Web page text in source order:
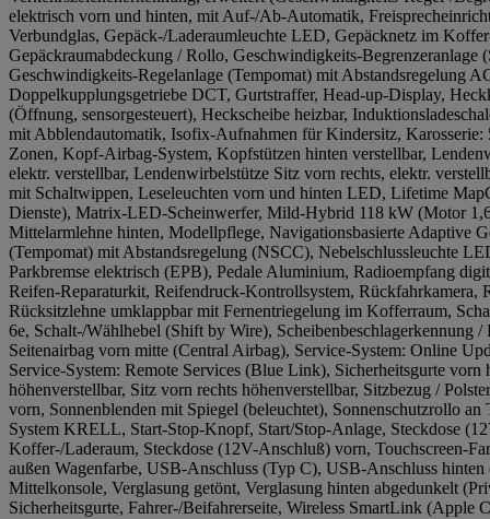
elektrisch vorn und hinten, mit Auf-/Ab-Automatik,
Verbundglas, Gepäck-/Laderaumleuchte LED, Gepäcknetz im
Gepäckraumabdeckung / Rollo, Geschwindigkeits-Begrenzeranlage
Geschwindigkeits-Regelanlage (Tempomat) mit Abstandsregelung
Doppelkupplungsgetriebe DCT, Gurtstraffer, Head-up-Display,
(Öffnung, sensorgesteuert), Heckscheibe heizbar,
mit Abblendautomatik, Isofix-Aufnahmen für Kindersitz,
Zonen, Kopf-Airbag-System, Kopfstützen hinten verstellbar,
elektr. verstellbar, Lendenwirbelstütze Sitz vorn rechts, elektr.
mit Schaltwippen, Leseleuchten vorn und hinten LED, Lifetime
Dienste), Matrix-LED-Scheinwerfer, Mild-Hybrid 118 kW (Motor
Mittelarmlehne hinten, Modellpflege, Navigationsbasierte Adaptive
(Tempomat) mit Abstandsregelung (NSCC), Nebelschlussleuchte
Parkbremse elektrisch (EPB), Pedale Aluminium, Radioempfang
Reifen-Reparaturkit, Reifendruck-Kontrollsystem, Rückfahrkamera,
Rücksitzlehne umklappbar mit Fernentriegelung im Kofferraum,
6e, Schalt-/Wählhebel (Shift by Wire), Scheibenbeschlagerkennung /
Seitenairbag vorn mitte (Central Airbag), Service-System: Online
Service-System: Remote Services (Blue Link), Sicherheitsgurte
höhenverstellbar, Sitz vorn rechts höhenverstellbar, Sitzbezug /
vorn, Sonnenblenden mit Spiegel (beleuchtet), Sonnenschutzrollo an
System KRELL, Start-Stop-Knopf, Start/Stop-Anlage, Steckdose
Koffer-/Laderaum, Steckdose (12V-Anschluß) vorn, Touchscreen-
außen Wagenfarbe, USB-Anschluss (Typ C), USB-Anschluss
Mittelkonsole, Verglasung getönt, Verglasung hinten abgedunkelt
Sicherheitsgurte, Fahrer-/Beifahrerseite, Wireless SmartLink (Apple